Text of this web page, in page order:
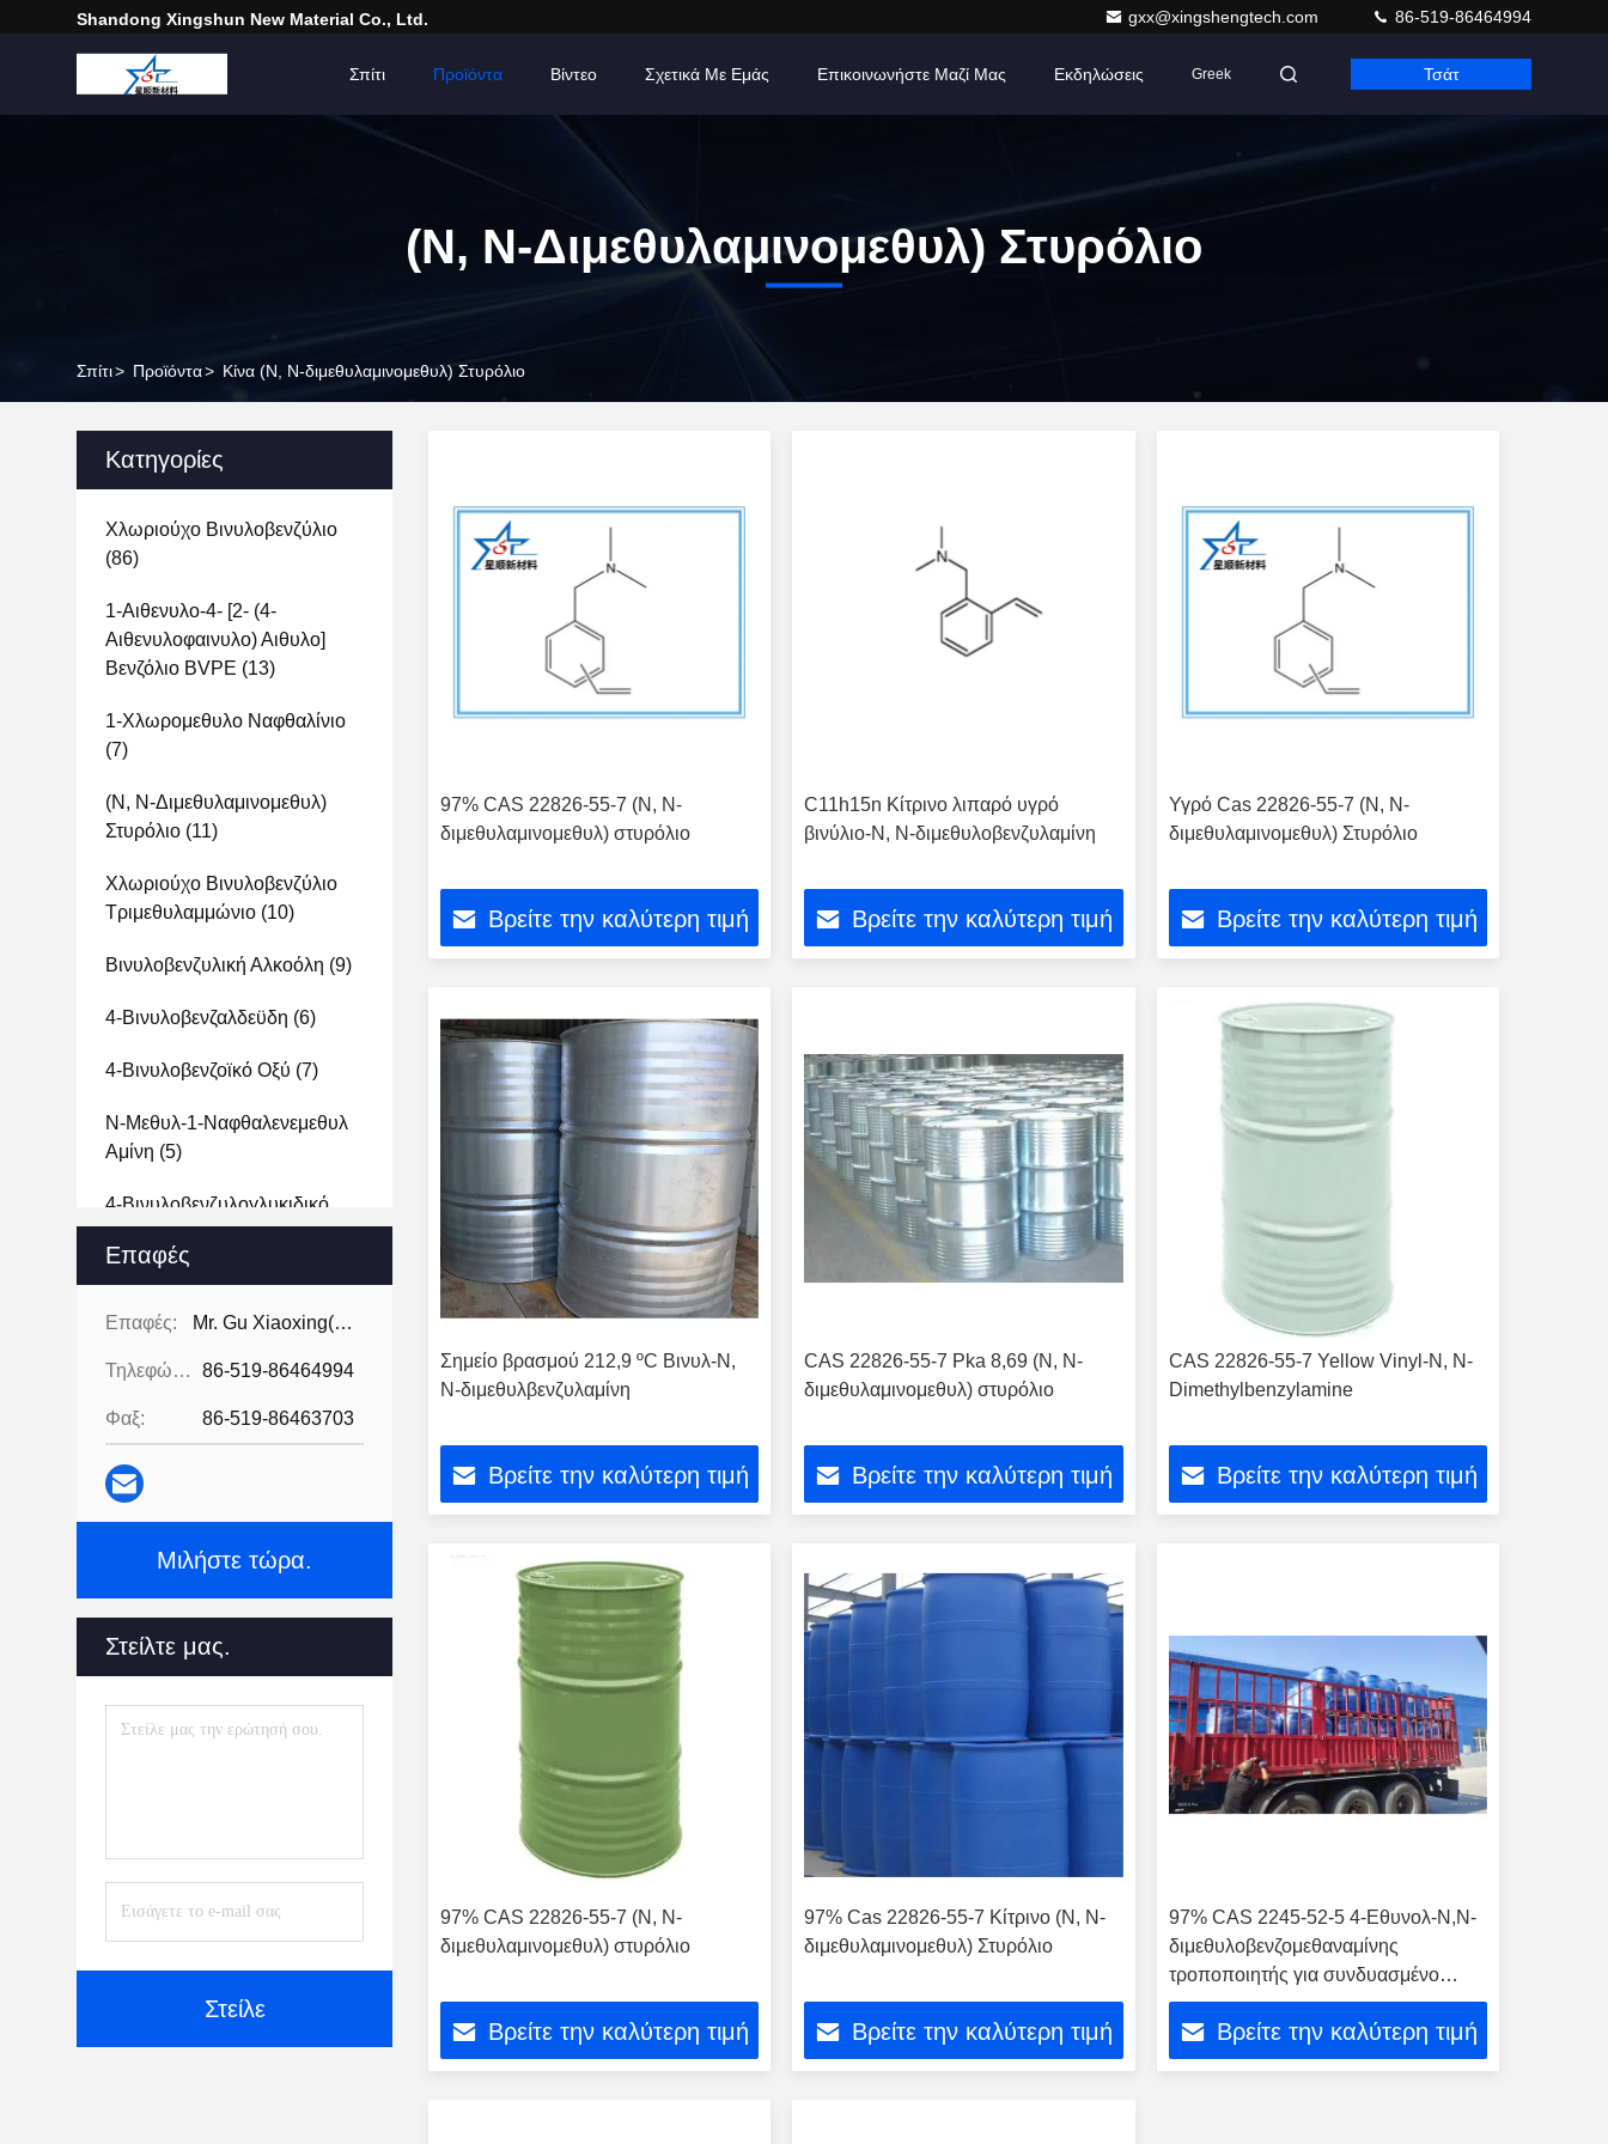
Shandong Xingshun New Material Co., Ltd. gxx@xingshengtech.com 86-519-86464994
Σπίτι Προϊόντα Βίντεο Σχετικά Με Εμάς Επικοινωνήστε Μαζί Μας Εκδηλώσεις Greek Τσάτ
(Ν, Ν-Διμεθυλαμινομεθυλ) Στυρόλιο
Σπίτι> Προϊόντα> Κίνα (Ν, Ν-διμεθυλαμινομεθυλ) Στυρόλιο
Κατηγορίες
Χλωριούχο Βινυλοβενζύλιο
(86)
1-Αιθενυλο-4- [2- (4-
Αιθενυλοφαινυλο) Αιθυλο]
Βενζόλιο BVPE (13)
1-Χλωρομεθυλο Ναφθαλίνιο
(7)
(Ν, Ν-Διμεθυλαμινομεθυλ)
Στυρόλιο (11)
Χλωριούχο Βινυλοβενζύλιο
Τριμεθυλαμμώνιο (10)
Βινυλοβενζυλική Αλκοόλη (9)
4-Βινυλοβενζαλδεϋδη (6)
4-Βινυλοβενζοϊκό Οξύ (7)
Ν-Μεθυλ-1-Ναφθαλενεμεθυλ
Αμίνη (5)
4-Βινυλοβενζυλογλυκιδικό
Αιθέρα(4)
2-Βρωμοναφθαλίνιο(5)
6-Βρωμο-2-Ναφθοϊκό Οξύ(4)
Μεθύλιο
(6)
4-Βρωμοφθαλικός Ανυδρίτης
(6)
2,7-Διυδροξυ-9-Φθορορενόνη
1-Ακετοναφθόνη
Dl-1- (1-Ναφθυλο) Αιθυλαμίνη
Επαφές
Επαφές: Mr. Gu Xiaoxing( For Chinese Business)
Τηλεφώνημα: 86-519-86464994
Φαξ: 86-519-86463703
Μιλήστε τώρα.
Στείλτε μας.
Στείλε
97% CAS 22826-55-7 (Ν, Ν-
διμεθυλαμινομεθυλ) στυρόλιο
Βρείτε την καλύτερη τιμή
C11h15n Κίτρινο λιπαρό υγρό
βινύλιο-Ν, Ν-διμεθυλοβενζυλαμίνη
Βρείτε την καλύτερη τιμή
Υγρό Cas 22826-55-7 (Ν, Ν-
διμεθυλαμινομεθυλ) Στυρόλιο
Βρείτε την καλύτερη τιμή
Σημείο βρασμού 212,9 ºC Βινυλ-Ν,
Ν-διμεθυλβενζυλαμίνη
Βρείτε την καλύτερη τιμή
CAS 22826-55-7 Pka 8,69 (Ν, Ν-
διμεθυλαμινομεθυλ) στυρόλιο
Βρείτε την καλύτερη τιμή
CAS 22826-55-7 Yellow Vinyl-N, N-
Dimethylbenzylamine
Βρείτε την καλύτερη τιμή
97% CAS 22826-55-7 (Ν, Ν-
διμεθυλαμινομεθυλ) στυρόλιο
Βρείτε την καλύτερη τιμή
97% Cas 22826-55-7 Κίτρινο (Ν, Ν-
διμεθυλαμινομεθυλ) Στυρόλιο
Βρείτε την καλύτερη τιμή
97% CAS 2245-52-5 4-Εθυνολ-N,N-
διμεθυλοβενζομεθαναμίνης
τροποποιητής για συνδυασμένο
καουτσούκ διενίου
Βρείτε την καλύτερη τιμή